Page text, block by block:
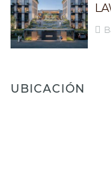
UBICACIÓN